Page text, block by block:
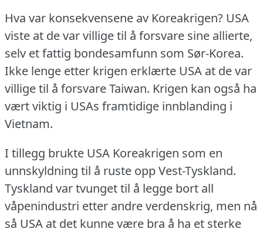
Hva var konsekvensene av Koreakrigen? USA
viste at de var villige til å forsvare sine allierte,
selv et fattig bondesamfunn som Sør-Korea.
Ikke lenge etter krigen erklærte USA at de var
villige til å forsvare Taiwan. Krigen kan også ha
vært viktig i USAs framtidige innblanding i
Vietnam.
I tillegg brukte USA Koreakrigen som en
unnskyldning til å ruste opp Vest-Tyskland.
Tyskland var tvunget til å legge bort all
våpenindustri etter andre verdenskrig, men nå
så USA at det kunne være bra å ha et sterke